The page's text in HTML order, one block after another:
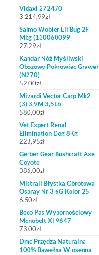
Vidaxl 272470
3 214,99zł
Salmo Wobler Lil'Bug 2F
Mbg (130060099)
27,29zł
Kandar Nóż Myśliwski
Obozowy Pokrowiec Grawer
(N270)
52,00zł
Mivardi Vector Carp Mk2
(3) 3,9M 3,5Lb
580,00zł
Vet Expert Renal
Elimination Dog 8Kg
223,95zł
Gerber Gear Bushcraft Axe
Coyote
386,00zł
Mistrall Błystka Obrotowa
Ospray Nr 3 6G Kolor 25
6,50zł
Beco Pas Wypornościowy
Monobelt Xl 9647
73,00zł
Dmc Przędza Naturalna
100% Bawełna Wiosenna